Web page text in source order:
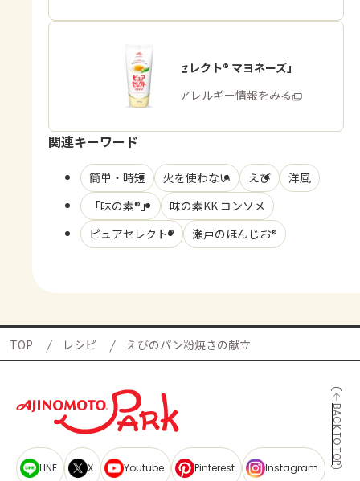
「ピュアセレクト® マヨネーズ」
商品・アレルギー情報をみる
関連キーワード
簡単・時短 火を使わない えび
洋風
「味の素®」
味の素KK コンソメ
ピュアセレクト®
瀬戸のほんじお®
TOP レシピ えびのパン粉焼きの献立
BACK TO TOP
LINE X Youtube Pinterest Instagram